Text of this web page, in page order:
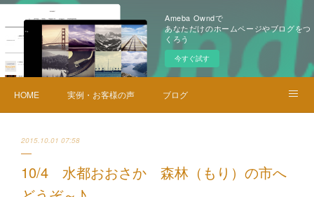
Ameba Owndで
あなただけのホームページやブログをつ
くろう
今すぐ試す
HOME 実例・お客様の声 ブログ
2015.10.01 07:58
10/4 水都おおさか 森林（もり）の市へ